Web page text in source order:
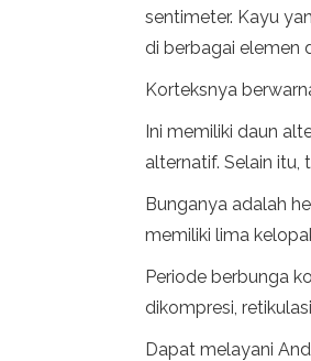
sentimeter. Kayu
di berbagai elemen
Korteksnya
Ini memiliki daun
alternatif. Selain itu,
Bunganya adalah
memiliki lima
Periode berbunga
dikompresi,
Dapat melayani